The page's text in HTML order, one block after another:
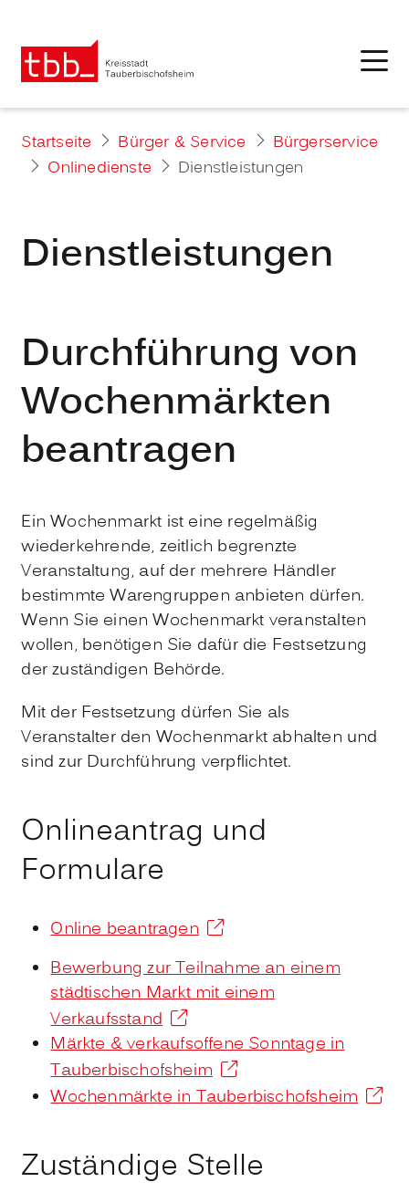
Startseite Bürger & Service
Bürgerservice
Onlinedienste
Dienstleistungen
Dienstleistungen
Durchführung von
Wochenmärkten
beantragen
Ein Wochenmarkt ist eine regelmäßig
wiederkehrende, zeitlich begrenzte
Veranstaltung, auf der mehrere Händler
bestimmte Warengruppen anbieten dürfen.
Wenn Sie einen Wochenmarkt veranstalten
wollen, benötigen Sie dafür die Festsetzung
der zuständigen Behörde.
Mit der Festsetzung dürfen Sie als
Veranstalter den Wochenmarkt abhalten und
sind zur Durchführung verpflichtet.
Onlineantrag und
Formulare
Online beantragen
Bewerbung zur Teilnahme an einem
städtischen Markt mit einem
Verkaufsstand
Märkte & verkaufsoffene Sonntage in
Tauberbischofsheim
Wochenmärkte in Tauberbischofsheim
Zuständige Stelle